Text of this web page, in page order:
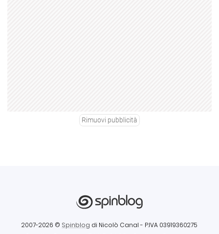
Rimuovi pubblicità
2007-2026 © Spinblog di Nicolò Canal - P.IVA 03919360275